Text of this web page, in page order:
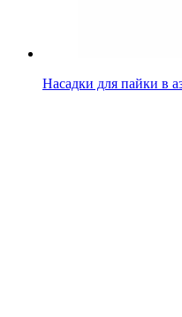
Насадки для пайки в